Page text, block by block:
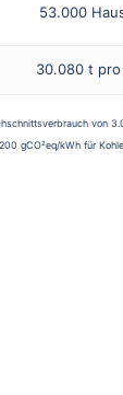
53.000
30.080 t
von
gCO²eq/kWh für